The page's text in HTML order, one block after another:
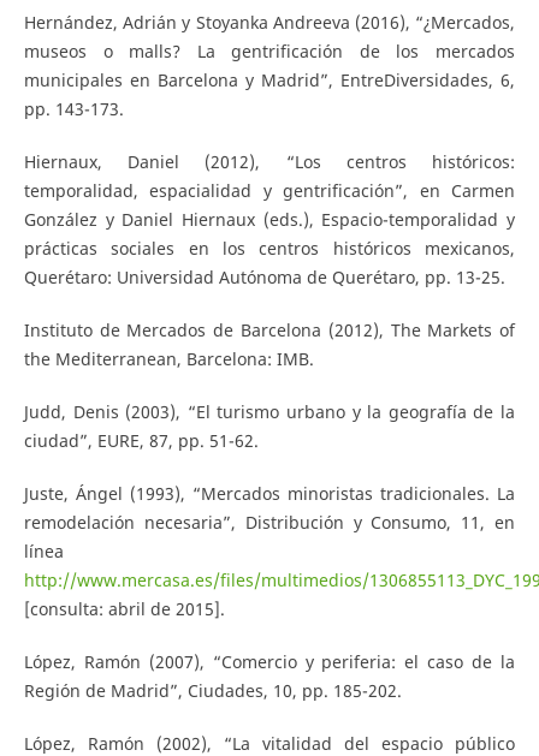
Hernández, Adrián y Stoyanka Andreeva (2016), “¿Mercados,
museos o malls? La gentrificación de los mercados
municipales en Barcelona y Madrid”, EntreDiversidades, 6,
pp. 143-173.
Hiernaux, Daniel (2012), “Los centros históricos:
temporalidad, espacialidad y gentrificación”, en Carmen
González y Daniel Hiernaux (eds.), Espacio-temporalidad y
prácticas sociales en los centros históricos mexicanos,
Querétaro: Universidad Autónoma de Querétaro, pp. 13-25.
Instituto de Mercados de Barcelona (2012), The Markets of
the Mediterranean, Barcelona: IMB.
Judd, Denis (2003), “El turismo urbano y la geografía de la
ciudad”, EURE, 87, pp. 51-62.
Juste, Ángel (1993), “Mercados minoristas tradicionales. La
remodelación necesaria”, Distribución y Consumo, 11, en
línea
http://www.mercasa.es/files/multimedios/
[consulta: abril de 2015].
López, Ramón (2007), “Comercio y periferia: el caso de la
Región de Madrid”, Ciudades, 10, pp. 185-202.
López, Ramón (2002), “La vitalidad del espacio público